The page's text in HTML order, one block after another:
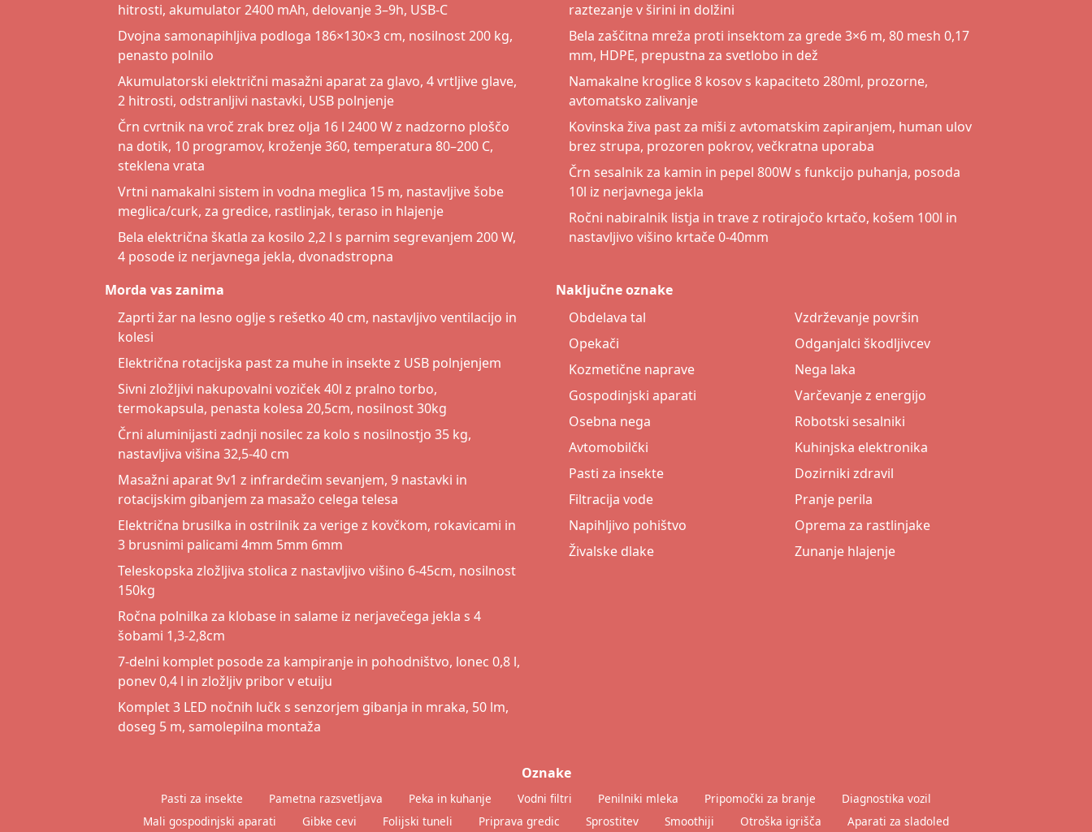
hitrosti, akumulator 2400 mAh, delovanje 3–9h, USB-C
Dvojna samonapihljiva podloga 186×130×3 cm, nosilnost 200 kg,
penasto polnilo
Akumulatorski električni masažni aparat za glavo, 4 vrtljive glave,
2 hitrosti, odstranljivi nastavki, USB polnjenje
Črn cvrtnik na vroč zrak brez olja 16 l 2400 W z nadzorno ploščo
na dotik, 10 programov, kroženje 360, temperatura 80–200 C,
steklena vrata
Vrtni namakalni sistem in vodna meglica 15 m, nastavljive šobe
meglica/curk, za gredice, rastlinjak, teraso in hlajenje
Bela električna škatla za kosilo 2,2 l s parnim segrevanjem 200 W,
4 posode iz nerjavnega jekla, dvonadstropna
raztezanje v širini in dolžini
Bela zaščitna mreža proti insektom za grede 3×6 m, 80 mesh 0,17
mm, HDPE, prepustna za svetlobo in dež
Namakalne kroglice 8 kosov s kapaciteto 280ml, prozorne,
avtomatsko zalivanje
Kovinska živa past za miši z avtomatskim zapiranjem, human ulov
brez strupa, prozoren pokrov, večkratna uporaba
Črn sesalnik za kamin in pepel 800W s funkcijo puhanja, posoda
10l iz nerjavnega jekla
Ročni nabiralnik listja in trave z rotirajočo krtačo, košem 100l in
nastavljivo višino krtače 0-40mm
Morda vas zanima
Zaprti žar na lesno oglje s rešetko 40 cm, nastavljivo ventilacijo in
kolesi
Električna rotacijska past za muhe in insekte z USB polnjenjem
Sivni zložljivi nakupovalni voziček 40l z pralno torbo,
termokapsula, penasta kolesa 20,5cm, nosilnost 30kg
Črni aluminijasti zadnji nosilec za kolo s nosilnostjo 35 kg,
nastavljiva višina 32,5-40 cm
Masažni aparat 9v1 z infrardečim sevanjem, 9 nastavki in
rotacijskim gibanjem za masažo celega telesa
Električna brusilka in ostrilnik za verige z kovčkom, rokavicami in
3 brusnimi palicami 4mm 5mm 6mm
Teleskopska zložljiva stolica z nastavljivo višino 6-45cm, nosilnost
150kg
Ročna polnilka za klobase in salame iz nerjavečega jekla s 4
šobami 1,3-2,8cm
7-delni komplet posode za kampiranje in pohodništvo, lonec 0,8 l,
ponev 0,4 l in zložljiv pribor v etuiju
Komplet 3 LED nočnih lučk s senzorjem gibanja in mraka, 50 lm,
doseg 5 m, samolepilna montaža
Naključne oznake
Obdelava tal
Opekači
Kozmetične naprave
Gospodinjski aparati
Osebna nega
Avtomobilčki
Pasti za insekte
Filtracija vode
Napihljivo pohištvo
Živalske dlake
Vzdrževanje površin
Odganjalci škodljivcev
Nega laka
Varčevanje z energijo
Robotski sesalniki
Kuhinjska elektronika
Dozirniki zdravil
Pranje perila
Oprema za rastlinjake
Zunanje hlajenje
Oznake
Pasti za insekte Pametna razsvetljava Peka in kuhanje Vodni filtri Penilniki mleka Pripomočki za branje
Diagnostika vozil
Mali gospodinjski aparati
Gibke cevi Folijski tuneli Priprava gredic Sprostitev Smoothiji Otroška igrišča Aparati za sladoled